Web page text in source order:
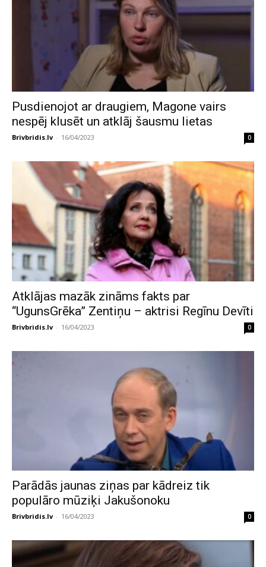
Pusdienojot ar draugiem, Magone vairs
nespēj klusēt un atklāj šausmu lietas
Brivbridis.lv - 16/04/2023 0
Atklājas mazāk zināms fakts par
“UgunsGrēka” Zentiņu – aktrisi Regīnu Devīti
Brivbridis.lv - 16/04/2023 0
Parādās jaunas ziņas par kādreiz tik
populāro mūziķi Jakušonoku
Brivbridis.lv - 16/04/2023 0